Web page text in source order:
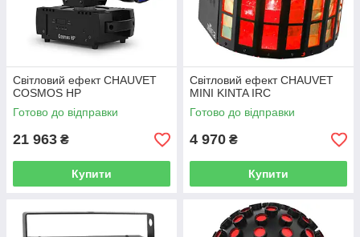
Світловий ефект CHAUVET
COSMOS HP
Готово до відправки
21 963 ₴
Купити
Світловий ефект CHAUVET
MINI KINTA IRC
Готово до відправки
4 970 ₴
Купити